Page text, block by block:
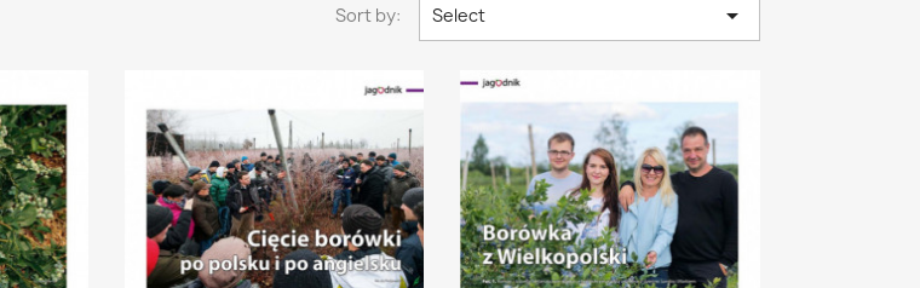
Sort by: Select 